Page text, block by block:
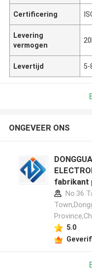
Certificering
Levering
vermogen
Levertijd 5-
ONGEVEER ONS
fabrikant
No.36
5.0